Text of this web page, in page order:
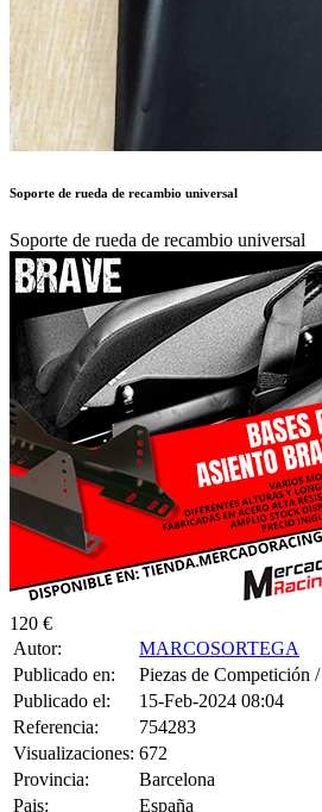
Soporte de rueda de recambio universal
Soporte de rueda de recambio universal
120 €
Autor:
MARCOSORTEGA
Publicado en:
Piezas de Competición /
Publicado el:
15-Feb-2024 08:04
Referencia:
754283
Visualizaciones: 672
Provincia:
Barcelona
Pais:
España